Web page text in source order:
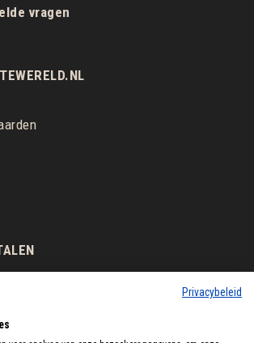
vragen
Privacybeleid